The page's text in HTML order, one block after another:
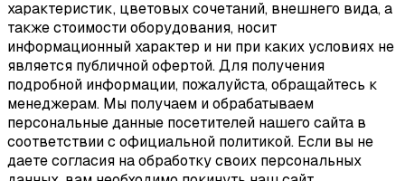
характеристик, цветовых сочетаний, внешнего вида, а
также стоимости оборудования, носит
информационный характер и ни при каких условиях не
является публичной офертой. Для получения
подробной информации, пожалуйста, обращайтесь к
менеджерам. Мы получаем и обрабатываем
персональные данные посетителей нашего сайта в
соответствии с официальной политикой. Если вы не
даете согласия на обработку своих персональных